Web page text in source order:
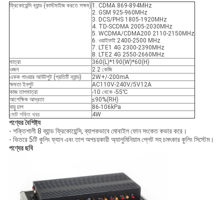
ফ্রিকোয়েন্সি ব্যান্ড (কাস্টমাইজ করতে সক্ষম) 1. CDMA 869-894MHz
2. GSM 925-960MHz
3. DCS/PHS 1805-1920MHz
4. TD-SCDMA 2005-2030MHz
5. WCDMA/CDMA200 2110-2150MHz
6. ওয়াইফাই 2400-2500 MHz
7. LTE1 4G 2300-2390MHz
8. LTE2 4G 2550-2660MHz
মাত্রা
360(L)*190(W)*60(H)
ওজন
2.2 কেজি
একক পাওয়ার আউটপুট (প্রতিটি ব্যান্ড)
2W+/-200mA
ক্ষমতা ইনপুট
AC110V-240V/5V12A
কাজ তাপমাত্রা
-10 থেকে -55℃
আপেক্ষিক আদ্রতা
≤90%(RH)
বায়ু চাপ
86-106kPa
মোট শক্তি খরচ
4W
পণ্যের বৈশিষ্ট্য
- শক্তিশালী 8 ব্যান্ড ফ্রিকোয়েন্সি, ব্যাপকভাবে মোবাইল ফোন সংকেত কভার করে।
- ভিতরে 5টি কুলিং ফ্যান এবং তাপ অপচয়কারী অ্যালুমিনিয়াম প্লেট সহ চমৎকার কুলিং সিস্টেম।
পণ্যের ছবি